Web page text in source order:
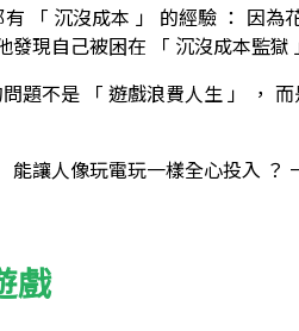
「 沉沒成本 」 的經驗 ： 因
發現自己被困在 「 沉沒成本監
題不是 「 遊戲浪費人生 」 ，
能讓人像玩電玩一樣全心投入 ？
戲